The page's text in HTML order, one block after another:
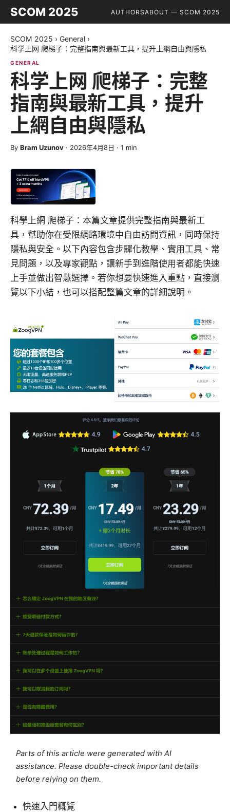
SCOM 2025 AUTHORSABOUT — SCOM 2025
SCOM 2025 › General ›
科学上网 爬梯子：完整指南與最新工具，提升上網自由與隱私
GENERAL
科学上网 爬梯子：完整
指南與最新工具，提升
上網自由與隱私
By Bram Uzunov · 2026年4月8日 · 1 min
科學上網 爬梯子：本篇文章提供完整指南與最新工
具，幫助你在受限網路環境中自由訪問資訊，同時保持
隱私與安全。以下內容包含步驟化教學、實用工具、常
見問題，以及專家觀點，讓新手到進階使用者都能快速
上手並做出智慧選擇。若你想要快速進入重點，直接瀏
覽以下小結，也可以搭配整篇文章的詳細說明。
Parts of this article were generated with AI
assistance. Please double-check important details
before relying on them.
快速入門概覽